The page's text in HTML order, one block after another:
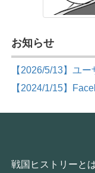
お知らせ
【2026/5/13】ユ
【2024/1/15】
戦国ヒストリーと